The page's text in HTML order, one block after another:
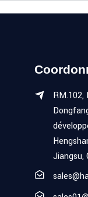
Jiangsu,